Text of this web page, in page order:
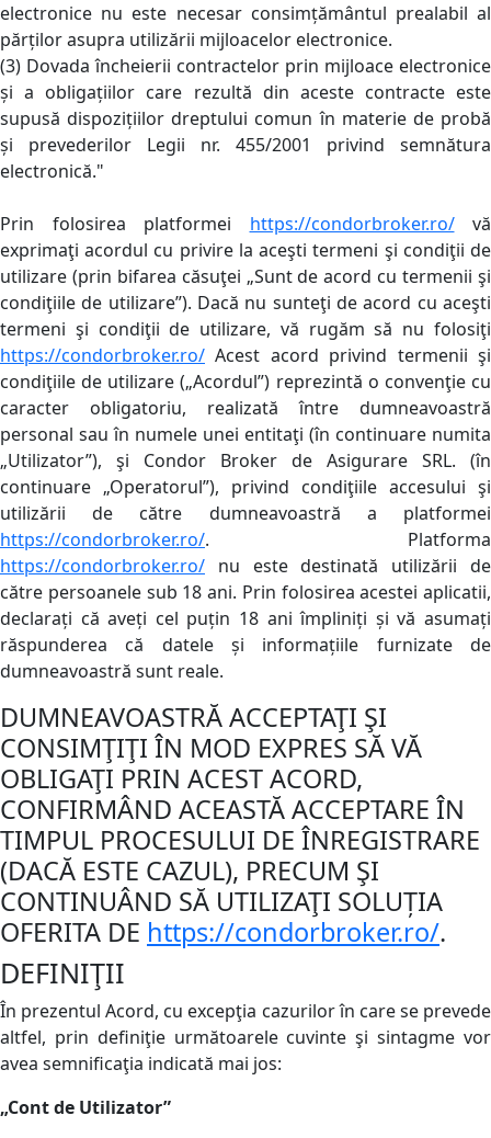
electronice nu este necesar consimțământul prealabil al
părților asupra utilizării mijloacelor electronice.
(3) Dovada încheierii contractelor prin mijloace electronice
și a obligațiilor care rezultă din aceste contracte este
supusă dispozițiilor dreptului comun în materie de probă
și prevederilor Legii nr. 455/2001 privind semnătura
electronică."
Prin folosirea platformei https://condorbroker.ro/vă
exprimaţi acordul cu privire la aceşti termeni şi condiţii de
utilizare (prin bifarea căsuţei „Sunt de acord cu termenii şi
condiţiile de utilizare”). Dacă nu sunteţi de acord cu aceşti
termeni şi condiţii de utilizare, vă rugăm să nu folosiţi
https://condorbroker.ro/ Acest acord privind termenii şi
condiţiile de utilizare („Acordul”) reprezintă o convenţie cu
caracter obligatoriu, realizată între dumneavoastră
personal sau în numele unei entitaţi (în continuare numita
„Utilizator”), şi Condor Broker de Asigurare SRL. (în
continuare „Operatorul”), privind condiţiile accesului şi
utilizării de către dumneavoastră a platformei
https://condorbroker.ro/. Platforma
https://condorbroker.ro/ nu este destinată utilizării de
către persoanele sub 18 ani. Prin folosirea acestei aplicatii,
declarați că aveți cel puțin 18 ani împliniți și vă asumați
răspunderea că datele și informațiile furnizate de
dumneavoastră sunt reale.
DUMNEAVOASTRĂ ACCEPTAŢI ŞI
CONSIMŢIŢI ÎN MOD EXPRES SĂ VĂ
OBLIGAŢI PRIN ACEST ACORD,
CONFIRMÂND ACEASTĂ ACCEPTARE ÎN
TIMPUL PROCESULUI DE ÎNREGISTRARE
(DACĂ ESTE CAZUL), PRECUM ŞI
CONTINUÂND SĂ UTILIZAŢI SOLUȚIA
OFERITA DE https://condorbroker.ro/.
DEFINIŢII
În prezentul Acord, cu excepţia cazurilor în care se prevede
altfel, prin definiţie următoarele cuvinte şi sintagme vor
avea semnificaţia indicată mai jos:
„Cont de Utilizator”